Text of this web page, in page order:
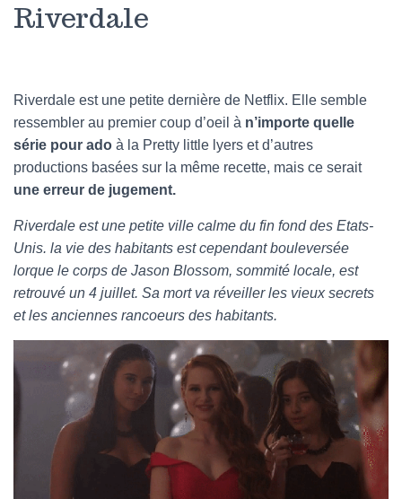
Riverdale
Riverdale est une petite dernière de Netflix. Elle semble
ressembler au premier coup d’oeil à n’importe quelle
série pour ado à la Pretty little lyers et d’autres
productions basées sur la même recette, mais ce serait
une erreur de jugement.
Riverdale est une petite ville calme du fin fond des Etats-
Unis. la vie des habitants est cependant bouleversée
lorque le corps de Jason Blossom, sommité locale, est
retrouvé un 4 juillet. Sa mort va réveiller les vieux secrets
et les anciennes rancoeurs des habitants.